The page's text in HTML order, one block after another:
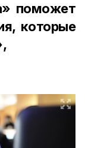
поможет
которые